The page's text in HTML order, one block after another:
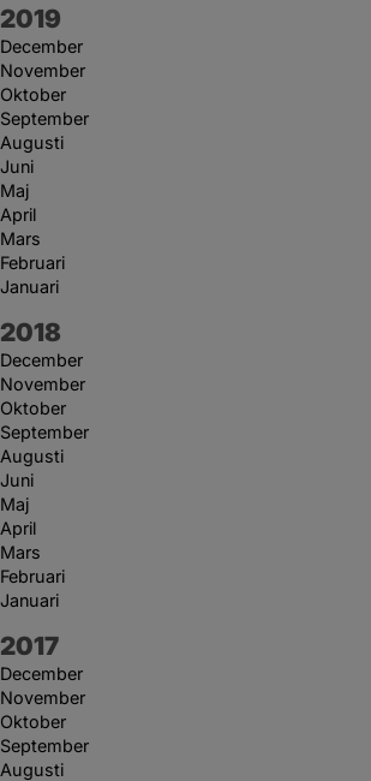
År:
2019
December
November
Oktober
September
Augusti
Juni
Maj
April
Mars
Februari
Januari
År:
2018
December
November
Oktober
September
Augusti
Juni
Maj
April
Mars
Februari
Januari
År:
2017
December
November
Oktober
September
Augusti